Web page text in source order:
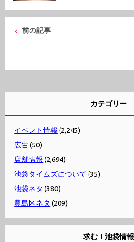
前の記事
カテゴリー
イベント情報 (2,245)
広告(50)
店舗情報 (2,694)
池袋タイムズについて (35)
池袋ネタ (380)
豊島区ネタ (209)
求む！池袋情報